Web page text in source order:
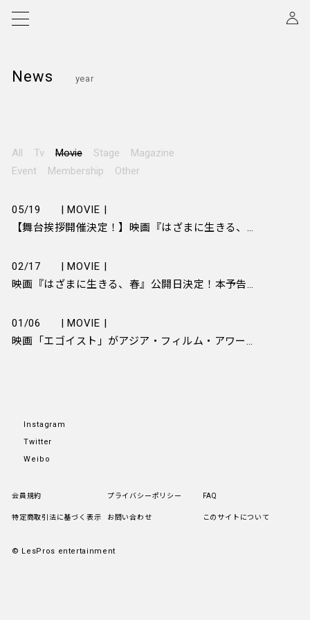
News year
All Tv Movie Stage
Magazine
Event
Membership Other
05/19
| MOVIE |
【舞台挨拶開催決定！】映画『はざまに生きる、春』初日舞台挨拶のチケット販売スケジュールについて
02/17
| MOVIE |
映画『はざまに生きる、春』公開日決定！本予告＆ポスタービジュアルが解禁！
01/06
| MOVIE |
映画「エゴイスト」がアジア・フィルム・アワードにて3部門ノミネートされました！
Instagram
Twitter
Weibo
会員規約 プライバシーポリシー FAQ
特定商取引法に基づく表示 お問い合わせ このサイトについて
© LesPros entertainment